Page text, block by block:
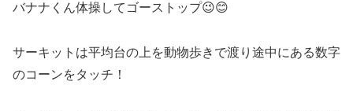
バナナくん体操してゴーストップ😉😊
サーキットは平均台の上を動物歩きで渡り途中にある数字
のコーンをタッチ！